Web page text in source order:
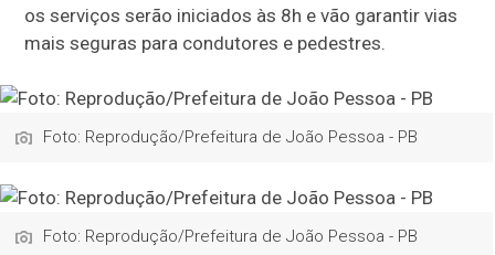
os serviços serão iniciados às 8h e vão garantir vias
mais seguras para condutores e pedestres.
Foto: Reprodução/Prefeitura de João Pessoa - PB
Foto: Reprodução/Prefeitura de João Pessoa - PB